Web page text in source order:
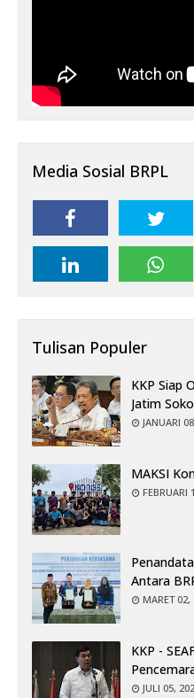
Media Sosial BRPL
Tulisan Populer
KKP Siap
Jatim
JANUARI
MAKSI
FEBRUARI
Antara
MARET 02,
KKP -
JULI 05,